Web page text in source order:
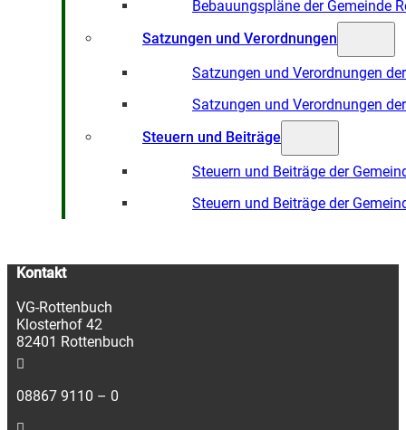
Bebauungspläne der Gemeinde
Satzungen und Verordnungen
Satzungen und Verordnungen
Satzungen und Verordnungen
Steuern und Beiträge
Steuern und Beiträge der
Steuern und Beiträge der
Kontakt
VG-Rottenbuch
Klosterhof 42
82401 Rottenbuch
08867 9110 – 0